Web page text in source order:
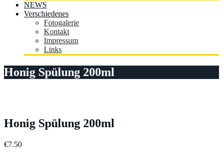
NEWS
Verschiedenes
Fotogalerie
Kontakt
Impressum
Links
Honig Spülung 200ml
Honig Spülung 200ml
€7.50